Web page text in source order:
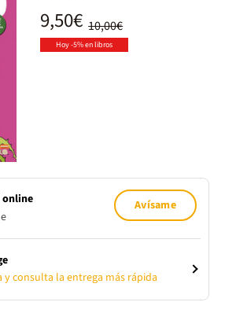
10,00€
9,50€
Hoy -5% en libros
Avísame
y consulta la entrega más rápida